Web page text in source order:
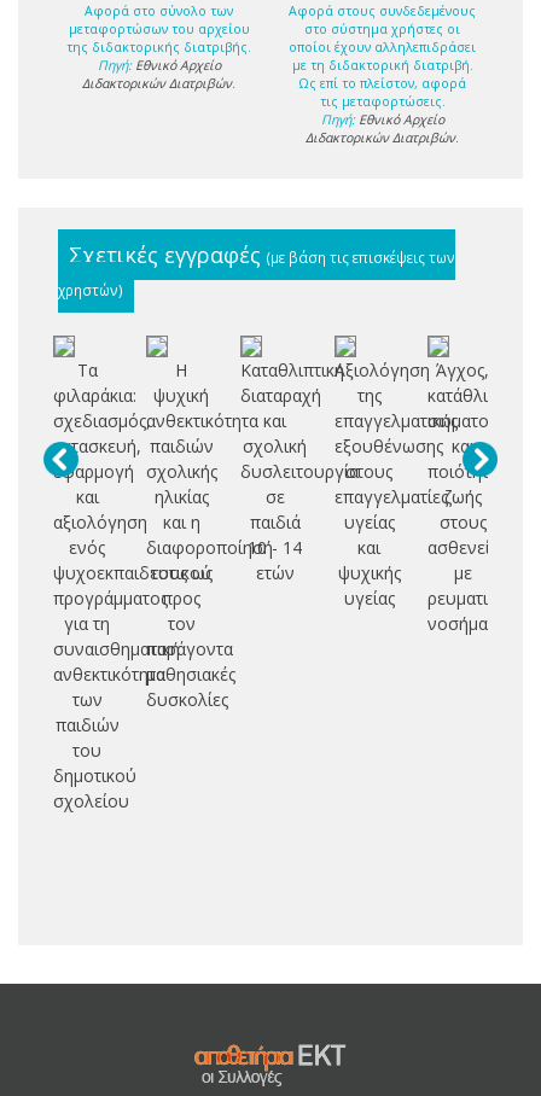
Αφορά στο σύνολο των
μεταφορτώσων του αρχείου
της διδακτορικής διατριβής.
Πηγή: Εθνικό Αρχείο
Διδακτορικών Διατριβών.
Αφορά στους συνδεδεμένους
στο σύστημα χρήστες οι
οποίοι έχουν αλληλεπιδράσει
με τη διδακτορική διατριβή.
Ως επί το πλείστον, αφορά
τις μεταφορτώσεις.
Πηγή: Εθνικό Αρχείο
Διδακτορικών Διατριβών.
Σχετικές εγγραφές (με βάση τις επισκέψεις των
χρηστών)
Τα
φιλαράκια:
σχεδιασμός,
κατασκευή,
εφαρμογή
και
αξιολόγηση
ενός
ψυχοεκπαιδευτικού
προγράμματος
για τη
συναισθηματική
ανθεκτικότητα
των
παιδιών
του
δημοτικού
σχολείου
H
ψυχική
ανθεκτικότητα
παιδιών
σχολικής
ηλικίας
και η
διαφοροποίησή
τους ως
προς
τον
παράγοντα
μαθησιακές
δυσκολίες
Καταθλιπτική
διαταραχή
και
σχολική
δυσλειτουργία
σε
παιδιά
10 - 14
ετών
Αξιολόγηση
της
επαγγελματικής
εξουθένωσης
στους
επαγγελματίες
υγείας
και
ψυχικής
υγείας
Άγχος,
κατάθλιψη,
και
ποιότητα
ζωής
στους
ασθενείς
με
ρευματικά
νοσήματα